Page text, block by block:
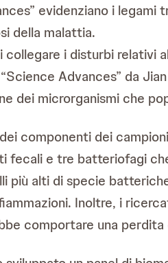
evidenziano i
della malattia.
i disturbi relativi
Advances” da
dei microrganismi che
componenti dei
e tre batteriofagi
più alti di specie
Inoltre, i
comportare una